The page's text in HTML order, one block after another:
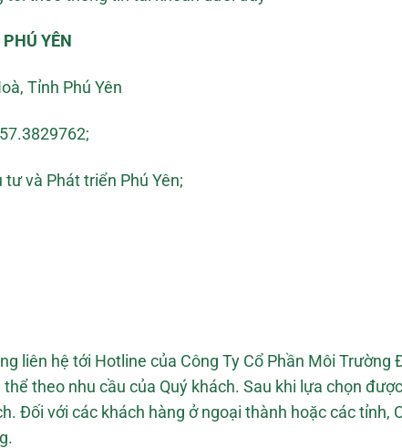
YÊN
Tỉnh Phú Yên
và Phát triển Phú Yên;
liên hệ tới Hotline của Công Ty Cổ Phần Môi Trường
theo nhu cầu của Quý khách. Sau khi lựa chọn
Đối với các khách hàng ở ngoại thành hoặc các tỉnh,